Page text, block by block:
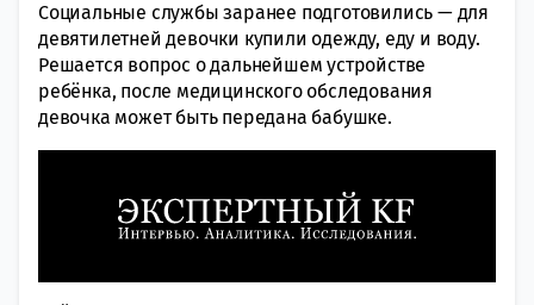
Социальные службы заранее подготовились — для
девятилетней девочки купили одежду, еду и воду.
Решается вопрос о дальнейшем устройстве
ребёнка, после медицинского обследования
девочка может быть передана бабушке.